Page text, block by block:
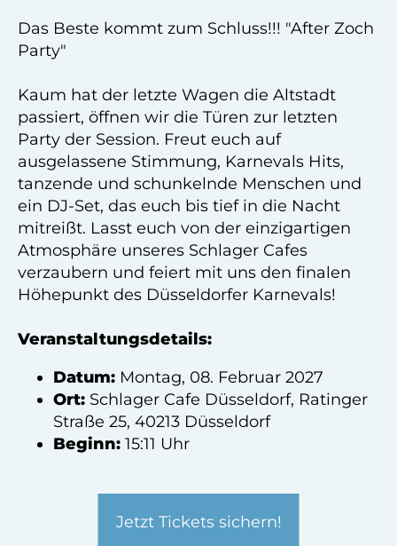
Das Beste kommt zum Schluss!!! "After Zoch
Party"
Kaum hat der letzte Wagen die Altstadt
passiert, öffnen wir die Türen zur letzten
Party der Session. Freut euch auf
ausgelassene Stimmung, Karnevals Hits,
tanzende und schunkelnde Menschen und
ein DJ-Set, das euch bis tief in die Nacht
mitreißt. Lasst euch von der einzigartigen
Atmosphäre unseres Schlager Cafes
verzaubern und feiert mit uns den finalen
Höhepunkt des Düsseldorfer Karnevals!
Veranstaltungsdetails:
Datum: Montag, 08. Februar 2027
Ort: Schlager Cafe Düsseldorf, Ratinger
Straße 25, 40213 Düsseldorf
Beginn: 15:11 Uhr
Jetzt Tickets sichern!